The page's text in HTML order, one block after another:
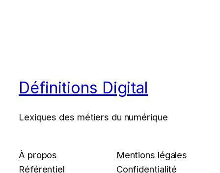
Définitions Digital
Lexiques des métiers du numérique
À propos
Référentiel
Mentions légales
Confidentialité